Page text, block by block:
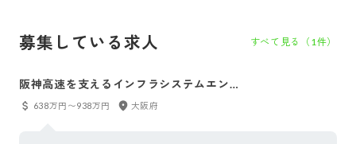
募集している求人 すべて見る（ 1 件）
阪神高速を支えるインフラシステムエンジ
ニア（PM候補採用）
638万円〜938万円 大阪府